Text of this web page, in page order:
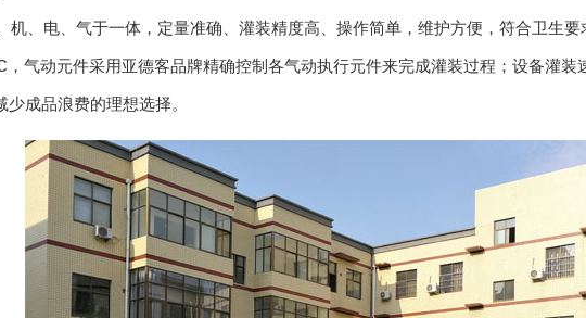
机、电、气于一体，定量准确、灌装精度高、操作简单，维护方便，符合卫生
气动元件采用亚德客品牌精确控制各气动执行元件来完成灌装过程；设备灌装
成品浪费的理想选择。